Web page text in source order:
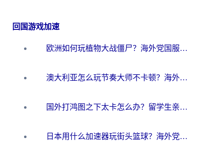
回国游戏加速
欧洲如何玩植物大战僵尸？海外党国服游戏加速避坑指南（附实测对比）
澳大利亚怎么玩节奏大师不卡顿？海外党国服游戏加速终极指南
国外打鸿图之下太卡怎么办？留学生亲测有效的国服游戏加速方案
日本用什么加速器玩街头篮球？海外党国服游戏不卡顿的终极攻略